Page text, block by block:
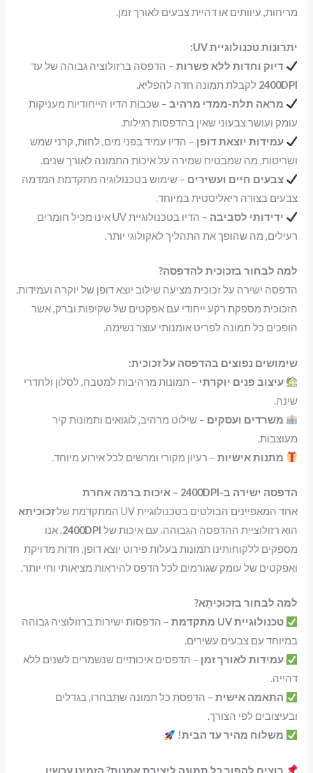
מריחות, עיוותים או דהיית צבעים לאורך זמן.
יתרונות טכנולוגיית UV:
דיוק וחדות ללא פשרות – הדפסה ברזולוציה גבוהה של עד
2400DPI לקבלת תמונה חדה להפליא.
מראה תלת-ממדי מרהיב – שכבות הדיו הייחודיות מעניקות
עומק ועושר צבעוני שאין בהדפסות רגילות.
עמידות יוצאת דופן – הדיו עמיד בפני מים, לחות, קרני שמש
ושריטות, מה שמבטיח שמירה על איכות התמונה לאורך שנים.
צבעים חיים ועשירים – שימוש בטכנולוגיה מתקדמת המדמה
צבעים בצורה ריאליסטית במיוחד.
ידידותי לסביבה
– הדיו בטכנולוגיית UV אינו מכיל חומרים
רעילים, מה שהופך את התהליך לאקולוגי יותר.
למה לבחור בזכוכית להדפסה?
הדפסה ישירה על זכוכית מציעה שילוב יוצא דופן של יוקרה ועמידות.
הזכוכית מספקת רקע ייחודי עם אפקטים של שקיפות וברק, אשר
הופכים כל תמונה לפריט אומנותי עוצר נשימה.
שימושים נפוצים בהדפסה על זכוכית:
עיצוב פנים יוקרתי – תמונות מרהיבות למטבח, לסלון ולחדרי
שינה.
משרדים ועסקים – שילוט מרהיב, לוגואים ותמונות קיר
מעוצבות.
מתנות אישיות – רעיון מקורי ומרשים לכל אירוע מיוחד.
הדפסה ישירה ב-2400DPI – איכות ברמה אחרת
אחד המאפיינים הבולטים בטכנולוגיית UV המתקדמת של
זְכוּכִיתָא
הוא רזולוציית ההדפסה הגבוהה. עם איכות של 2400DPI, אנו
מספקים ללקוחותינו תמונות בעלות פירוט יוצא דופן, חדות מדויקת
ואפקטים של עומק שגורמים לכל הדפס להיראות מציאותי וחי יותר.
למה לבחור בזְכוּכִיתָא?
טכנולוגיית UV מתקדמת
– הדפסות ישירות ברזולוציה גבוהה
במיוחד עם צבעים עשירים.
עמידות לאורך זמן – הדפסים איכותיים שנשמרים לשנים ללא
דהייה.
התאמה אישית – הדפסת כל תמונה שתבחרו, בגדלים
ובעיצובים לפי הצורך.
משלוח מהיר עד הבית!
רוצים להפוך כל תמונה ליצירת אמנות? הזמינו עכשיו